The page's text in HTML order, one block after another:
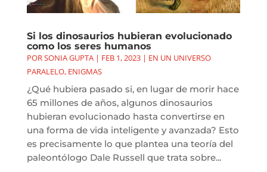
Si los dinosaurios hubieran evolucionado
como los seres humanos
PORSONIA GUPTA| FEB 1, 2023| EN UN UNIVERSO
PARALELO, ENIGMAS
¿Qué hubiera pasado si, en lugar de morir hace
65 millones de años, algunos dinosaurios
hubieran evolucionado hasta convertirse en
una forma de vida inteligente y avanzada? Esto
es precisamente lo que plantea una teoría del
paleontólogo Dale Russell que trata sobre...